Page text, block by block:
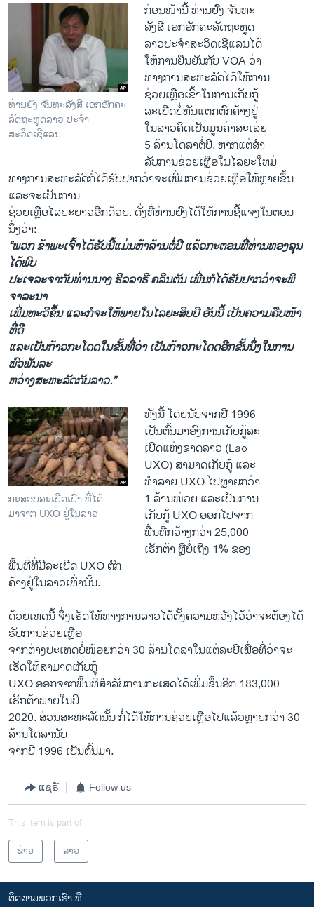
ທ່ານຢົງ ຈັນທະລັງສີ ເອກອັກຄະ
ລັດຖະທູດລາວ ປະຈໍາ
ສະວິດເຊີແລນ
ກ່ອນໜ້ານີ້ ທ່ານຢົງ ຈັນທະ
ລັງສີ ເອກອັກຄະລັດຖະທູດ
ລາວປະຈຳສະວິດເຊີແລນໄດ້
ໃຫ້ການຢືນຢັນກັບ VOA ວ່າ
ທາງການສະຫະລັດໄດ້ໃຫ້ການ
ຊ່ວຍເຫຼືອເຂົ້າໃນການເກັບກູ້
ລະເບີດບໍ່ທັນແຕກຕົກຄ້າງຢູ່
ໃນລາວຄິດເປັນມູນຄ່າສະເລ່ຍ
5 ລ້ານ​ໂດ​ລາຕໍ່ປີ. ຫາກແຕ່ສຳ
ລັບການຊ່ວຍເຫຼືອໃນໄລຍະໃຫມ່
ທາງການສະຫະລັດກໍ່ໄດ້ຮັບປາກວ່າຈະເພີ່ມການຊ່ວຍເຫຼືອໃຫ້ຫຼາຍຂຶ້ນ
ແລະຈະເປັນການ
ຊ່ວຍເຫຼືອໄລຍະຍາວອີກດ້ວຍ. ດັ່ງທີ່​ທ່ານ​ຢົງ​ໄດ້​ໃຫ້ການ​ຊີ້​ແຈງໃນ​ຕອນ​
ນຶ່ງ​ວ່າ:
“ພວກ ​ຂ້າພະ​ເຈົ້າ​ໄດ້​ຮັບ​ນີ້​ແມ່ນ​ຫ້າ​ລ້ານ​ຕໍ່​ປີ ​ແລ້ວ​ກະ​ຕອນ​ທີ່​ທ່ານ​ທອງ​ລຸນ ​
ໄດ້​ພົບ​
ປ​ະ​ເຈລະຈາ​ກັບ​ທ່ານ​ນາງ ຮິ​ລລາຣີ ຄລິນ​ຕັນ ​ເພີ່ນ​ກໍ​ໄດ້​ຮັບປາກ​ວ່າ​ຈະ​ພິ
ຈາລະ​ນາ​
ເພີ່ມ​ທະວີ​ຂຶ້ນ ​ແລະ​ກໍ​ຈະ​ໃຫ້​ພາຍໃນ​ໄລຍະ​ສິບ​ປີ ອັນ​ນີ້ ​ເປັນຄວາມ​ຄືບ​ໜ້າ​
ທີ່​ດີ
​ແລະເປັນ​ກ້າວ​ກະ​ໂດດ​ໃນ​ຂັ້ນ​ທີ່​ວ່າ​ ເປັນ​ກ້າວ​ກະ​ໂດດອີກ​ຂັ້ນ​ນຶ່ງ​ໃນ​ການ​
ພົວພັນ​ລະ
ຫວ່າງສະຫະລັດ​ກັບ​ລາວ.”
ກະສອບລະເບີດເປົ່າ ທີ່ໄດ້
ມາຈາກ UXO ຢູ່ໃນລາວ
ທັງ​ນີ້ ​ໂດຍນັບຈາກປີ 1996
ເປັນຕົ້ນມາອົງການເກັບກູ້ລະ
ເບີດແຫ່ງຊາດລາວ (Lao
UXO) ສາມາດເກັບກູ້ ແລະ
ທໍາລາຍ UXO ໄປຫຼາຍກວ່າ
1 ລ້ານໜ່ວຍ ແລະເປັນການ
ເກັບກູ້ UXO ອອກໄປຈາກ
ພື້ນທີ່ກວ້າງກວ່າ 25,000
ເຮັກຕ້າ ຫຼືບໍ່ເຖິງ 1% ຂອງ
ພື້ນທີ່ທີ່ມີລະເບີດ UXO ຕົກ
ຄ້າງຢູ່ໃນລາວເທົ່ານັ້ນ.
ດ້ວຍເຫດນີ້ ຈຶ່ງເຮັດໃຫ້ທາງການລາວໄດ້ຕັ້ງຄວາມຫວັງໄວ້ວ່າຈະຕ້ອງໄດ້
ຮັບການຊ່ວຍເຫຼືອ
ຈາກຕ່າງປະເທດບໍ່ໜ້ອຍກວ່າ 30 ລ້ານໂດລາໃນແຕ່ລະປີເພື່ອທີ່ວ່າຈະ
ເຮັດໃຫ້ສາມາດເກັບກູ້
UXO ອອກຈາກພື້ນທີ່ສຳລັບການກະ​ເສດໄດ້ເພີ່ມຂື້ນອີກ 183,000
ເຮັກຕ້າພາຍໃນປີ
2020. ສ່ວນສະຫະລັດນັ້ນ ກໍ່ໄດ້ໃຫ້ການຊ່ວຍເຫຼືອໄປແລ້ວຫຼາຍກວ່າ 30
ລ້ານໂດລານັບ
ຈາກປີ 1996 ເປັນຕົ້ນມາ.
ແຊຣ໌ Follow us
This item is part of
ຂ່າວ
ລາວ
ຕິດຕາມພວກເຮົາ ທີ່